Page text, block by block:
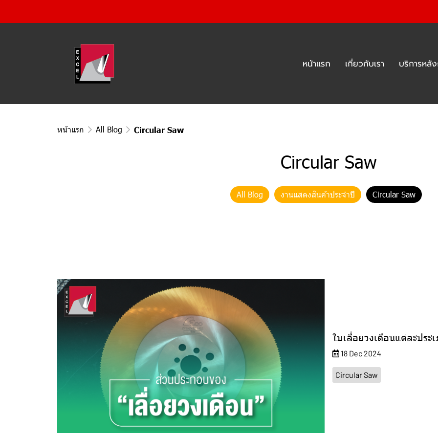
หน้าแรก เกี่ยวกับเรา บริการหลั
หน้าแรก All Blog Circular Saw
Circular Saw
All Blog งานแสดงสินค้าประจำปี Circular Saw
ใบเลื่อยวงเดือนแต่ละประ
18 Dec 2024
Circular Saw